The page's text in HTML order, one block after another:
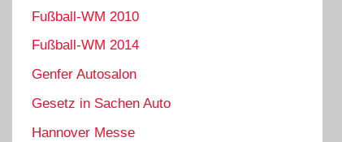
Fußball-WM 2010
Fußball-WM 2014
Genfer Autosalon
Gesetz in Sachen Auto
Hannover Messe